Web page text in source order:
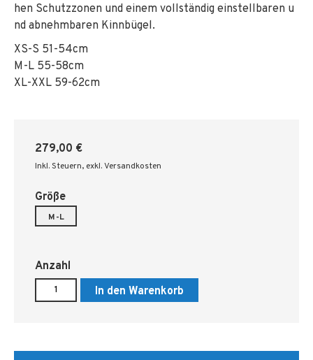
hen Schutzzonen und einem vollständig einstellbaren u
nd abnehmbaren Kinnbügel.
XS-S 51-54cm
M-L 55-58cm
XL-XXL 59-62cm
279,00 €
Inkl. Steuern, exkl. Versandkosten
Größe
M-L
Anzahl
In den Warenkorb